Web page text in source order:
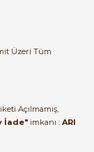
Üzeri Tüm
Açılmamış,
İade" imkanı : ARI